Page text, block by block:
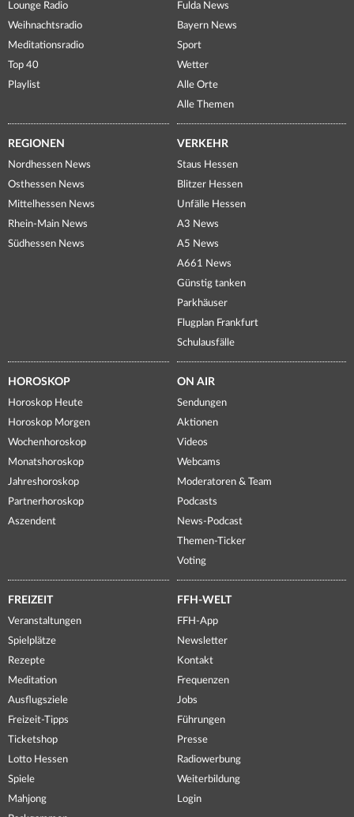
Lounge Radio
Weihnachtsradio
Meditationsradio
Top 40
Playlist
Fulda News
Bayern News
Sport
Wetter
Alle Orte
Alle Themen
REGIONEN
Nordhessen News
Osthessen News
Mittelhessen News
Rhein-Main News
Südhessen News
VERKEHR
Staus Hessen
Blitzer Hessen
Unfälle Hessen
A3 News
A5 News
A661 News
Günstig tanken
Parkhäuser
Flugplan Frankfurt
Schulausfälle
HOROSKOP
Horoskop Heute
Horoskop Morgen
Wochenhoroskop
Monatshoroskop
Jahreshoroskop
Partnerhoroskop
Aszendent
ON AIR
Sendungen
Aktionen
Videos
Webcams
Moderatoren & Team
Podcasts
News-Podcast
Themen-Ticker
Voting
FREIZEIT
Veranstaltungen
Spielplätze
Rezepte
Meditation
Ausflugsziele
Freizeit-Tipps
Ticketshop
Lotto Hessen
Spiele
Mahjong
FFH-WELT
FFH-App
Newsletter
Kontakt
Frequenzen
Jobs
Führungen
Presse
Radiowerbung
Weiterbildung
Login